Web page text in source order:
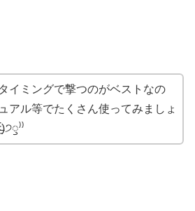
イミングで撃つのがベストなの
アル等でたくさん使ってみましょ